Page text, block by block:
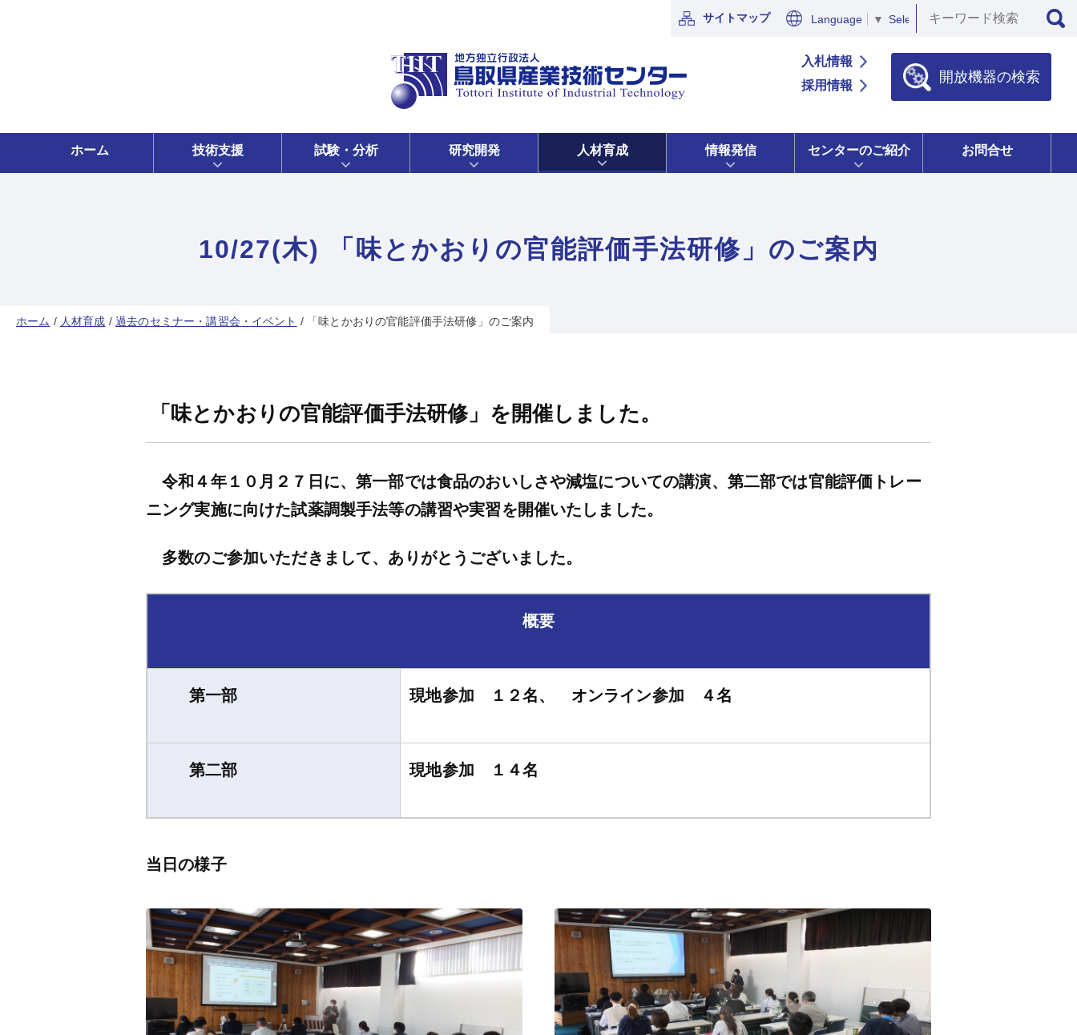
サイトマップ Language ▼ Select Language ▼
入札情報
採用情報
開放機器の検索
ホーム 技術支援 試験・分析 研究開発 人材育成 情報発信 センターのご紹介 お問合せ
10/27(木) 「味とかおりの官能評価手法研修」のご案内
ホーム / 人材育成 /過去のセミナー・講習会・イベント / 「味とかおりの官能評価手法研修」のご案内
「味とかおりの官能評価手法研修」を開催しました。
令和４年１０月２７日に、第一部では食品のおいしさや減塩についての講演、第二部では官能評価トレー
ニング実施に向けた試薬調製手法等の講習や実習を開催いたしました。
多数のご参加いただきまして、ありがとうございました。
概要
第一部 現地参加 １２名、 オンライン参加 ４名
第二部 現地参加 １４名
当日の様子